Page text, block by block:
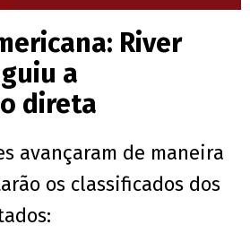
River
a
direta
avançaram de maneira
os classificados dos